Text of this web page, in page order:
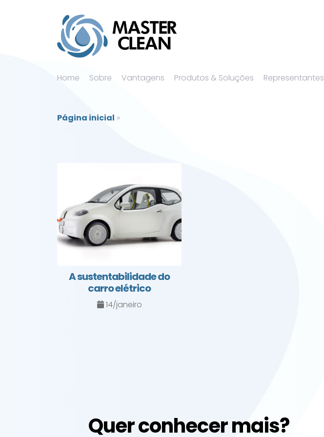
Home Sobre Vantagens Produtos & Soluções Representantes
Página inicial »
A sustentabilidade do
carro elétrico
14/janeiro
Quer conhecer mais?